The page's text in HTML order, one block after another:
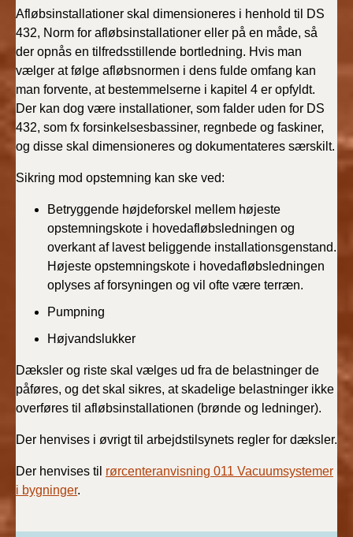
2022)
BR18 (1/1 - 30/6
2022)
BR18 (29/6 - 31/12
2021)
2021)
BR18 (1/7-31/12
2020)
BR18 (10/3-30/6
2020)
BR18 (4/7-31/12
2019)
2018)
2018)
Afløbsinstallationer skal dimensioneres i henhold til DS
432, Norm for afløbsinstallationer eller på en måde, så
der opnås en tilfredsstillende bortledning. Hvis man
vælger at følge afløbsnormen i dens fulde omfang kan
man forvente, at bestemmelserne i kapitel 4 er opfyldt.
Der kan dog være installationer, som falder uden for DS
432, som fx forsinkelsesbassiner, regnbede og faskiner,
og disse skal dimensioneres og dokumentateres særskilt.
Sikring mod opstemning kan ske ved:
Betryggende højdeforskel mellem højeste
opstemningskote i hovedafløbsledningen og
overkant af lavest beliggende installationsgenstand.
Højeste opstemningskote i hovedafløbsledningen
oplyses af forsyningen og vil ofte være terræn.
Pumpning
Højvandslukker
Dæksler og riste skal vælges ud fra de belastninger de
påføres, og det skal sikres, at skadelige belastninger ikke
overføres til afløbsinstallationen (brønde og ledninger).
Der henvises i øvrigt til arbejdstilsynets regler for dæksler.
Der henvises til rørcenteranvisning 011 Vacuumsystemer
i bygninger.